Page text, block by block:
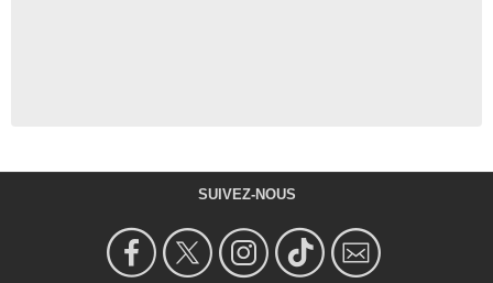
SUIVEZ-NOUS